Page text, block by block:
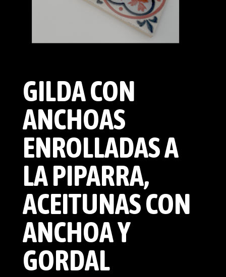
GILDA CON
ANCHOAS
ENROLLADAS A
LA PIPARRA,
ACEITUNAS CON
ANCHOA Y
GORDAL